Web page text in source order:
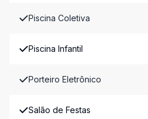
Piscina Coletiva
Piscina Infantil
Porteiro Eletrônico
Salão de Festas